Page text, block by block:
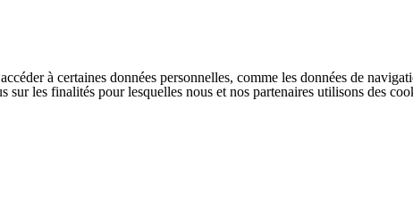
à certaines données personnelles, comme les données de
les finalités pour lesquelles nous et nos partenaires utilisons des